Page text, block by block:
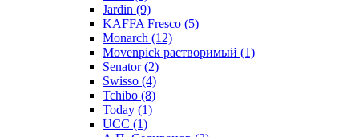
Jardin (9)
KAFFA Fresco (5)
Monarch (12)
Movenpick растворимый (1)
Senator(2)
Swisso (4)
Tchibo (8)
Today (1)
UCC (1)